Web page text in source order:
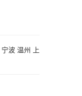
宁波 温州
上